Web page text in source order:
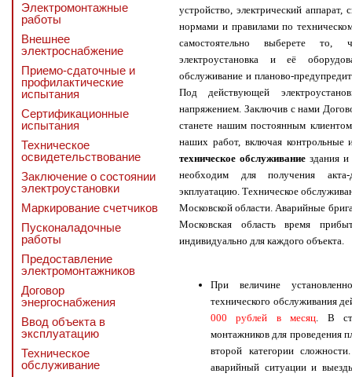
Электромонтажные
работы
Внешнее
электроснабжение
Приемо-сдаточные и
профилактические
испытания
Сертификационные
испытания
Техническое
освидетельствование
Заключение о состоянии
электроустановки
Маркирование счетчиков
Пусконаладочные
работы
Предоставление
электромонтажников
Договор
энергоснабжения
Ввод объекта в
эксплуатацию
Техническое
обслуживание
устройство, электрический
нормами и правилами по
самостоятельно выберете
электроустановка и её
обслуживание и планово-
Под действующей
напряжением. Заключив с нами
станете нашим постоянным
наших работ, включая контрольные
техническое обслуживание здания и
необходим для получения акта-
экплуатацию. Техническое
Московской области. Аварийные
Московская область время
индивидуально для каждого объекта.
При величине
технического обслуживания
000 рублей в месяц. В
монтажников для проведения
второй категории
аварийный ситуации и